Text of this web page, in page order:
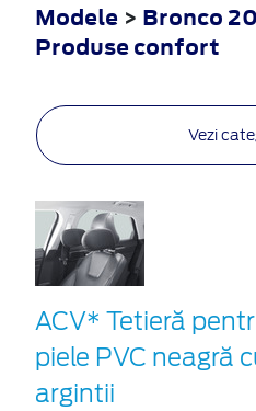
Modele > Bronco
Produse confort
Vezi
ACV* Tetieră
piele PVC neagră
argintii